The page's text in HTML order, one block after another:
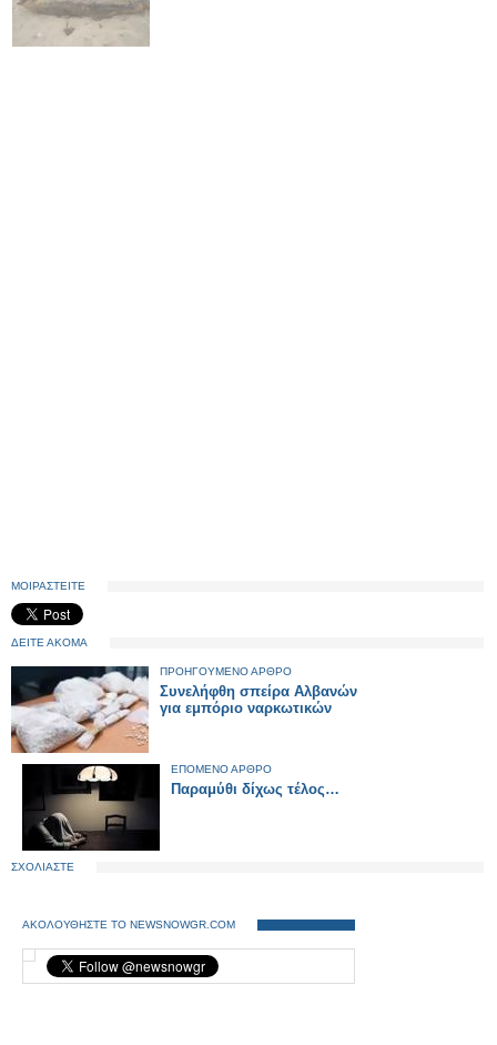
ΜΟΙΡΑΣΤΕΙΤΕ
ΔΕΙΤΕ ΑΚΟΜΑ
ΠΡΟΗΓΟΥΜΕΝΟ ΑΡΘΡΟ
Συνελήφθη σπείρα Αλβανών
για εμπόριο ναρκωτικών
ΕΠΟΜΕΝΟ ΑΡΘΡΟ
Παραμύθι δίχως τέλος…
ΣΧΟΛΙΑΣΤΕ
ΑΚΟΛΟΥΘΗΣΤΕ ΤΟ NEWSNOWGR.COM